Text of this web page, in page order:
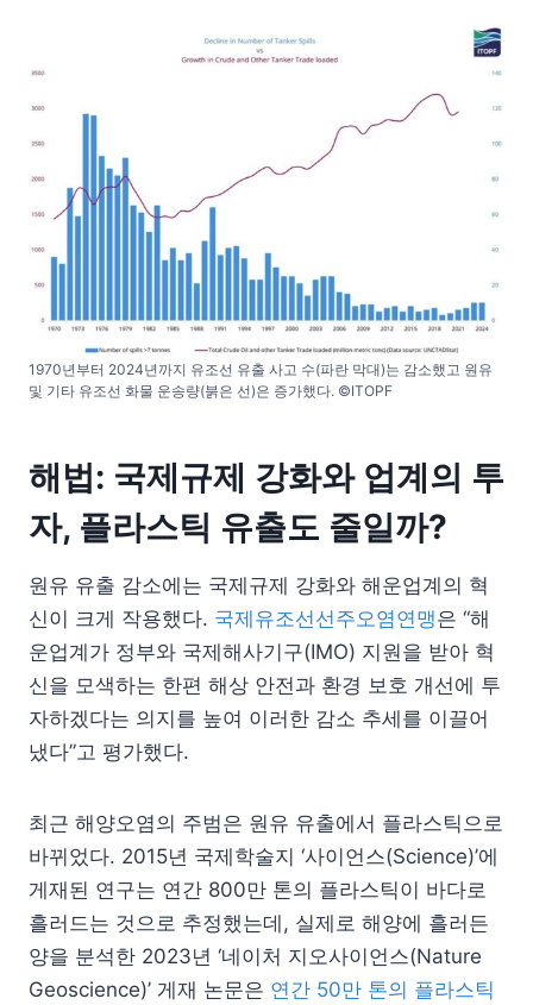
1970년부터 2024년까지 유조선 유출 사고 수(파란 막대)는 감소했고 원유
및 기타 유조선 화물 운송량(붉은 선)은 증가했다. ©ITOPF
해법: 국제규제 강화와 업계의 투
자, 플라스틱 유출도 줄일까?
원유 유출 감소에는 국제규제 강화와 해운업계의 혁
신이 크게 작용했다. 국제유조선선주오염연맹은 “해
운업계가 정부와 국제해사기구(IMO) 지원을 받아 혁
신을 모색하는 한편 해상 안전과 환경 보호 개선에 투
자하겠다는 의지를 높여 이러한 감소 추세를 이끌어
냈다”고 평가했다.
최근 해양오염의 주범은 원유 유출에서 플라스틱으로
바뀌었다. 2015년 국제학술지 ‘사이언스(Science)’에
게재된 연구는 연간 800만 톤의 플라스틱이 바다로
흘러드는 것으로 추정했는데, 실제로 해양에 흘러든
양을 분석한 2023년 ‘네이처 지오사이언스(Nature
Geoscience)’ 게재 논문은 연간 50만 톤의 플라스틱